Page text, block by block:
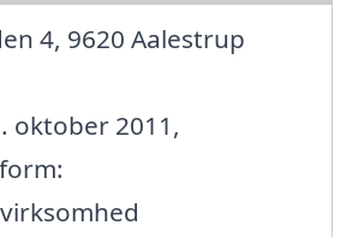
4, 9620 Aalestrup
oktober 2011,